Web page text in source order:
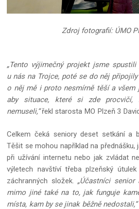
Zdroj fotografií: ÚMO
„Tento výjimečný projekt jsme
u nás na Trojce, poté se do něj
o něj mě i proto nesmírně těší a všem
aby situace, které si zde procvičí,
nemuseli,“řekl starosta MO Plzeň 3
Celkem čeká seniory deset setkání a
Těšit se mohou například na přednášku,
při užívání internetu nebo jak zvládat
výletech navštíví třeba plzeňský
záchranných složek. „Účastníci
mimo jiné také na to, jak funguje
místa, kam by se jinak běžně nedostali,“